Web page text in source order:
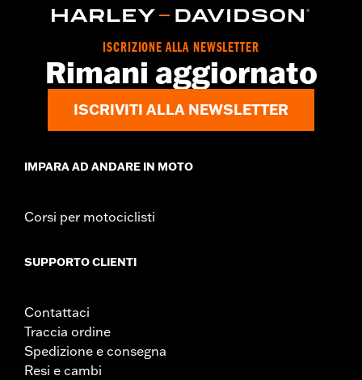
FLTRXL dal '26. L'installazione su alcuni modelli '24 Street Glide
e Road Glide potrebbe richiedere l'aggiornamento del Digital
Technician da parte di un concessionario Harley-Davidson, per i
Istruzioni di installazione
1.5
ISCRIZIONE ALLA NEWSLETTER
Rimani aggiornato
ISCRIVITI ALLA NEWSLETTER
IMPARA AD ANDARE IN MOTO
Corsi per motociclisti
SUPPORTO CLIENTI
Contattaci
Traccia ordine
Spedizione e consegna
Resi e cambi